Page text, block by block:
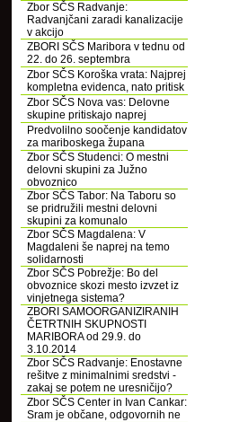
Zbor SČS Radvanje:
Radvanjčani zaradi kanalizacije
v akcijo
ZBORI SČS Maribora v tednu od
22. do 26. septembra
Zbor SČS Koroška vrata: Najprej
kompletna evidenca, nato pritisk
Zbor SČS Nova vas: Delovne
skupine pritiskajo naprej
Predvolilno soočenje kandidatov
za mariboskega župana
Zbor SČS Studenci: O mestni
delovni skupini za Južno
obvoznico
Zbor SČS Tabor: Na Taboru so
se pridružili mestni delovni
skupini za komunalo
Zbor SČS Magdalena: V
Magdaleni še naprej na temo
solidarnosti
Zbor SČS Pobrežje: Bo del
obvoznice skozi mesto izvzet iz
vinjetnega sistema?
ZBORI SAMOORGANIZIRANIH
ČETRTNIH SKUPNOSTI
MARIBORA od 29.9. do
3.10.2014
Zbor SČS Radvanje: Enostavne
rešitve z minimalnimi sredstvi -
zakaj se potem ne uresničijo?
Zbor SČS Center in Ivan Cankar:
Sram je občane, odgovornih ne